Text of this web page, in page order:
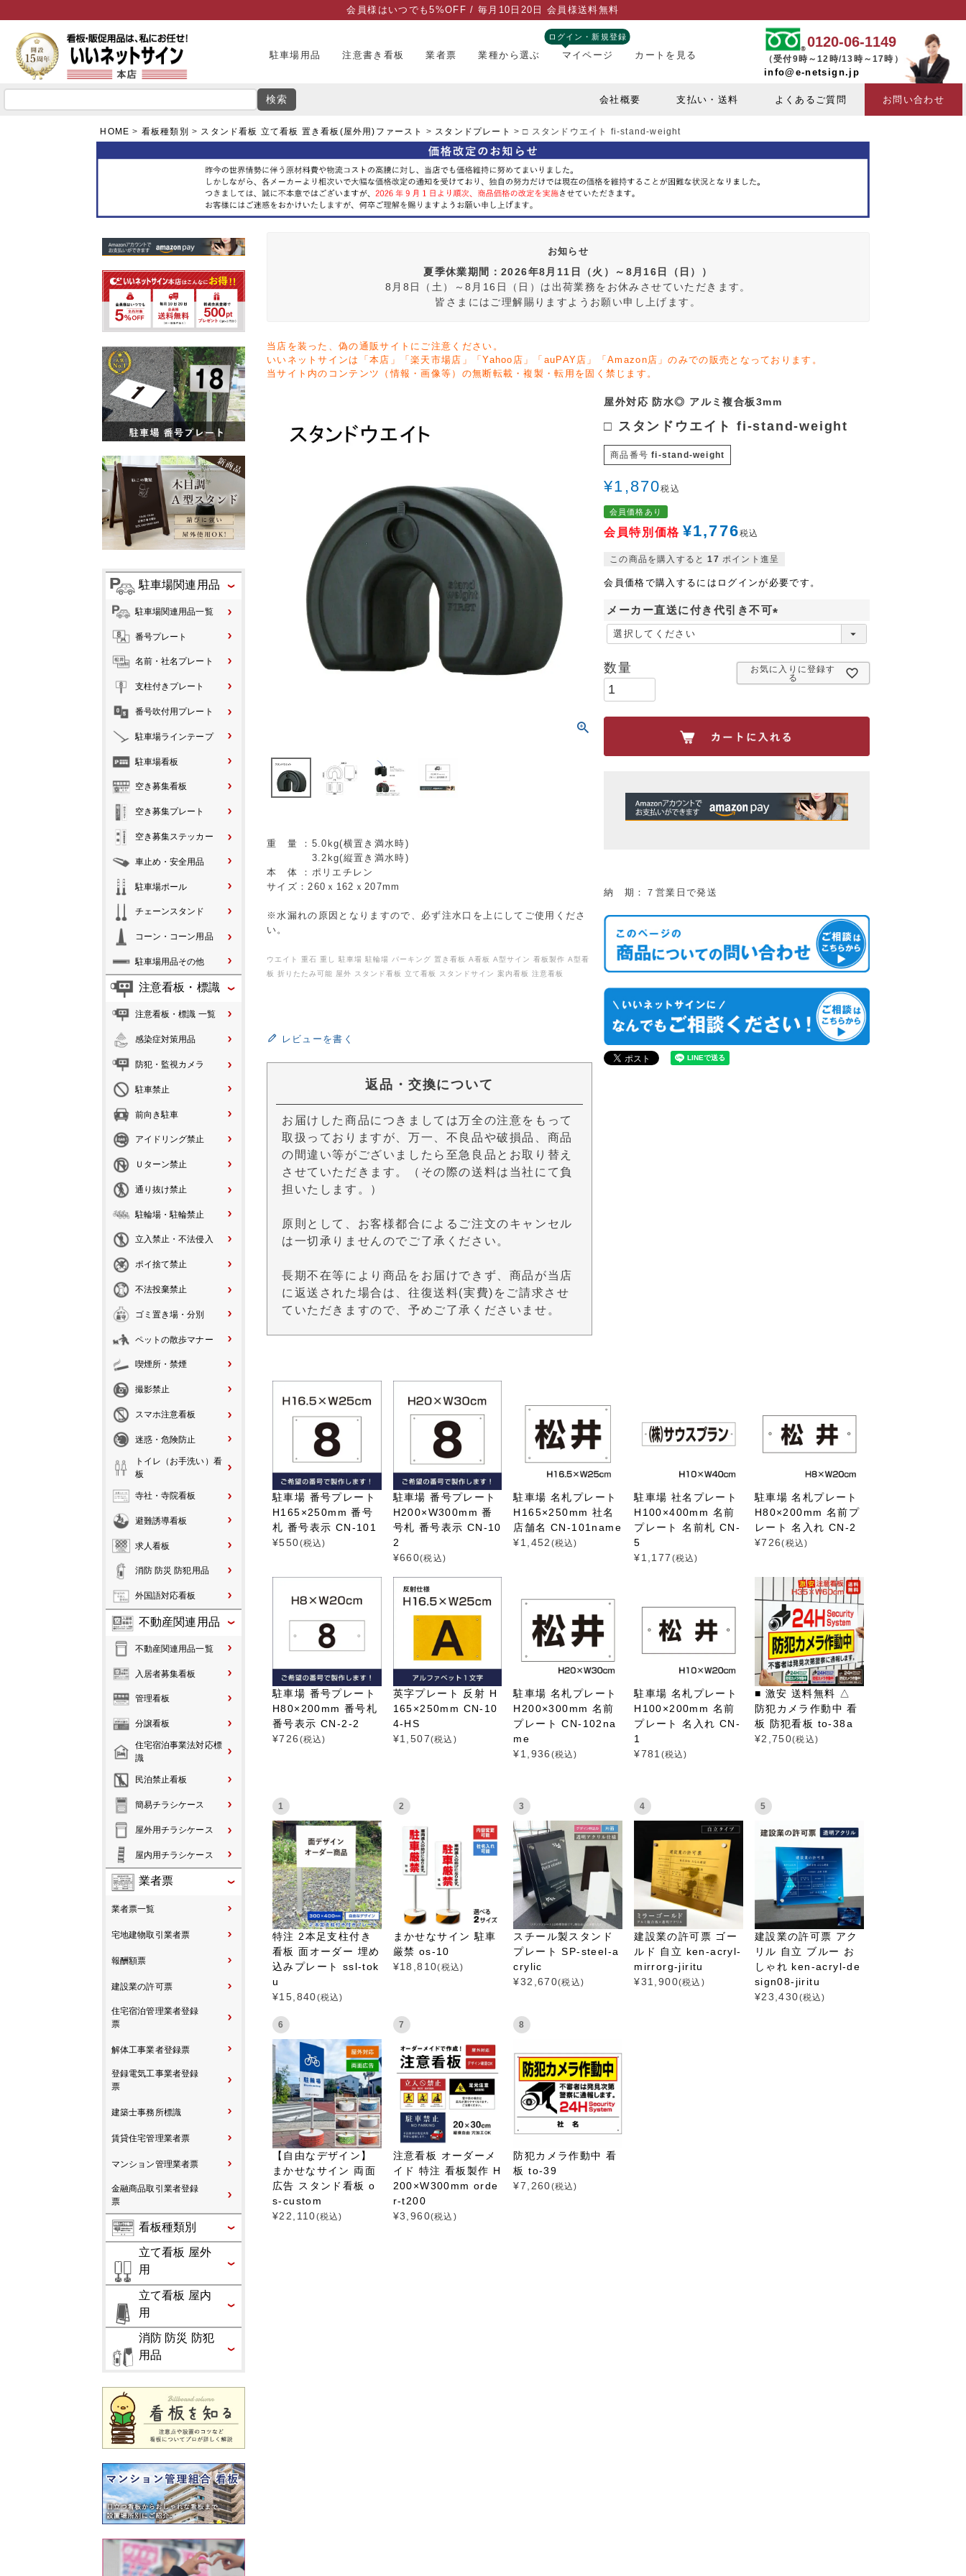
会員様はいつでも5%OFF / 毎月10日20日 会員様送料無料
駐車場用品 注意書き看板 業者票 業種から選ぶ
ログイン・新規登録
マイページ カートを見る
0120-06-1149
（受付9時～12時/13時～17時）
info@e-netsign.jp
検索 会社概要 支払い・送料 よくあるご質問 お問い合わせ
HOME 看板種類別 スタンド看板 立て看板 置き看板(屋外用)ファースト スタンドプレート □ スタンドウエイト fi-stand-weight
駐車場関連用品
駐車場関連用品一覧
番号プレート
名前・社名プレート
支柱付きプレート
番号吹付用プレート
駐車場ラインテープ
駐車場看板
空き募集看板
空き募集プレート
空き募集ステッカー
車止め・安全用品
駐車場ポール
チェーンスタンド
コーン・コーン用品
駐車場用品その他
注意看板・標識
注意看板・標識 一覧
感染症対策用品
防犯・監視カメラ
駐車禁止
前向き駐車
アイドリング禁止
Ｕターン禁止
通り抜け禁止
駐輪場・駐輪禁止
立入禁止・不法侵入
ポイ捨て禁止
不法投棄禁止
ゴミ置き場・分別
ペットの散歩マナー
喫煙所・禁煙
撮影禁止
スマホ注意看板
迷惑・危険防止
トイレ（お手洗い）看
板
寺社・寺院看板
避難誘導看板
求人看板
消防 防災 防犯用品
外国語対応看板
不動産関連用品
不動産関連用品一覧
入居者募集看板
管理看板
分譲看板
住宅宿泊事業法対応標
識
民泊禁止看板
簡易チラシケース
屋外用チラシケース
屋内用チラシケース
業者票
業者票一覧
宅地建物取引業者票
報酬額票
建設業の許可票
住宅宿泊管理業者登録
票
解体工事業者登録票
登録電気工事業者登録
票
建築士事務所標識
賃貸住宅管理業者票
マンション管理業者票
金融商品取引業者登録
票
看板種類別
立て看板 屋外
用
立て看板 屋内
用
消防 防災 防犯
用品
お知らせ
夏季休業期間：2026年8月11日（火）～8月16日（日））
8月8日（土）～8月16日（日）は出荷業務をお休みさせていただきます。
皆さまにはご理解賜りますようお願い申し上げます。
当店を装った、偽の通販サイトにご注意ください。
いいネットサインは「本店」「楽天市場店」「Yahoo店」「auPAY店」「Amazon店」のみでの販売となっております。
当サイト内のコンテンツ（情報・画像等）の無断転載・複製・転用を固く禁じます。
重 量 ：5.0kg(横置き満水時)
3.2kg(縦置き満水時)
本 体 ：ポリエチレン
サイズ：260ｘ162ｘ207mm
※水漏れの原因となりますので、必ず注水口を上にしてご使用くださ
い。
ウエイト 重石 重し 駐車場 駐輪場 パーキング 置き看板 A看板 A型サイン 看板製作 A型看
板 折りたたみ可能 屋外 スタンド看板 立て看板 スタンドサイン 案内看板 注意看板
レビューを書く
返品・交換について
お届けした商品につきましては万全の注意をもって
取扱っておりますが、万一、不良品や破損品、商品
の間違い等がございましたら至急良品とお取り替え
させていただきます。（その際の送料は当社にて負
担いたします。）
原則として、お客様都合によるご注文のキャンセル
は一切承りませんのでご了承ください。
長期不在等により商品をお届けできず、商品が当店
に返送された場合は、往復送料(実費)をご請求させ
ていただきますので、予めご了承くださいませ。
屋外対応 防水◎ アルミ複合板3mm
□ スタンドウエイト fi-stand-weight
商品番号 fi-stand-weight
¥1,870税込
会員価格あり
会員特別価格 ¥1,776税込
この商品を購入すると 17 ポイント進呈
会員価格で購入するにはログインが必要です。
メーカー直送に付き代引き不可
必
須
お気に入りに登録す
る
納 期：７営業日で発送
駐車場 番号プレート
H165×250mm 番号
札 番号表示 CN-101
¥550(税込)
駐車場 番号プレート
H200×W300mm 番
号札 番号表示 CN-10
2
¥660(税込)
駐車場 名札プレート
H165×250mm 社名
店舗名 CN-101name
¥1,452 (税込)
駐車場 社名プレート
H100×400mm 名前
プレート 名前札 CN-
5
¥1,177 (税込)
駐車場 名札プレート
H80×200mm 名前プ
レート 名入れ CN-2
¥726(税込)
駐車場 番号プレート
H80×200mm 番号札
番号表示 CN-2-2
¥726 (税込)
英字プレート 反射 H
165×250mm CN-10
4-HS
¥1,507(税込)
駐車場 名札プレート
H200×300mm 名前
プレート CN-102na
me
¥1,936 (税込)
駐車場 名札プレート
H100×200mm 名前
プレート 名入れ CN-
1
¥781 (税込)
■ 激安 送料無料 △
防犯カメラ作動中 看
板 防犯看板 to-38a
¥2,750(税込)
1
特注 2本足支柱付き
看板 面オーダー 埋め
込みプレート ssl-tok
u
¥15,840(税込)
2
まかせなサイン 駐車
厳禁 os-10
¥18,810(税込)
3
スチール製スタンド
プレート SP-steel-a
crylic
¥32,670(税込)
4
建設業の許可票 ゴー
ルド 自立 ken-acryl-
mirrorg-jiritu
¥31,900(税込)
5
建設業の許可票 アク
リル 自立 ブルー お
しゃれ ken-acryl-de
sign08-jiritu
¥23,430(税込)
6
【自由なデザイン】
まかせなサイン 両面
広告 スタンド看板 o
s-custom
¥22,110(税込)
7
注意看板 オーダーメ
イド 特注 看板製作 H
200×W300mm orde
r-t200
¥3,960(税込)
8
防犯カメラ作動中 看
板 to-39
¥7,260(税込)